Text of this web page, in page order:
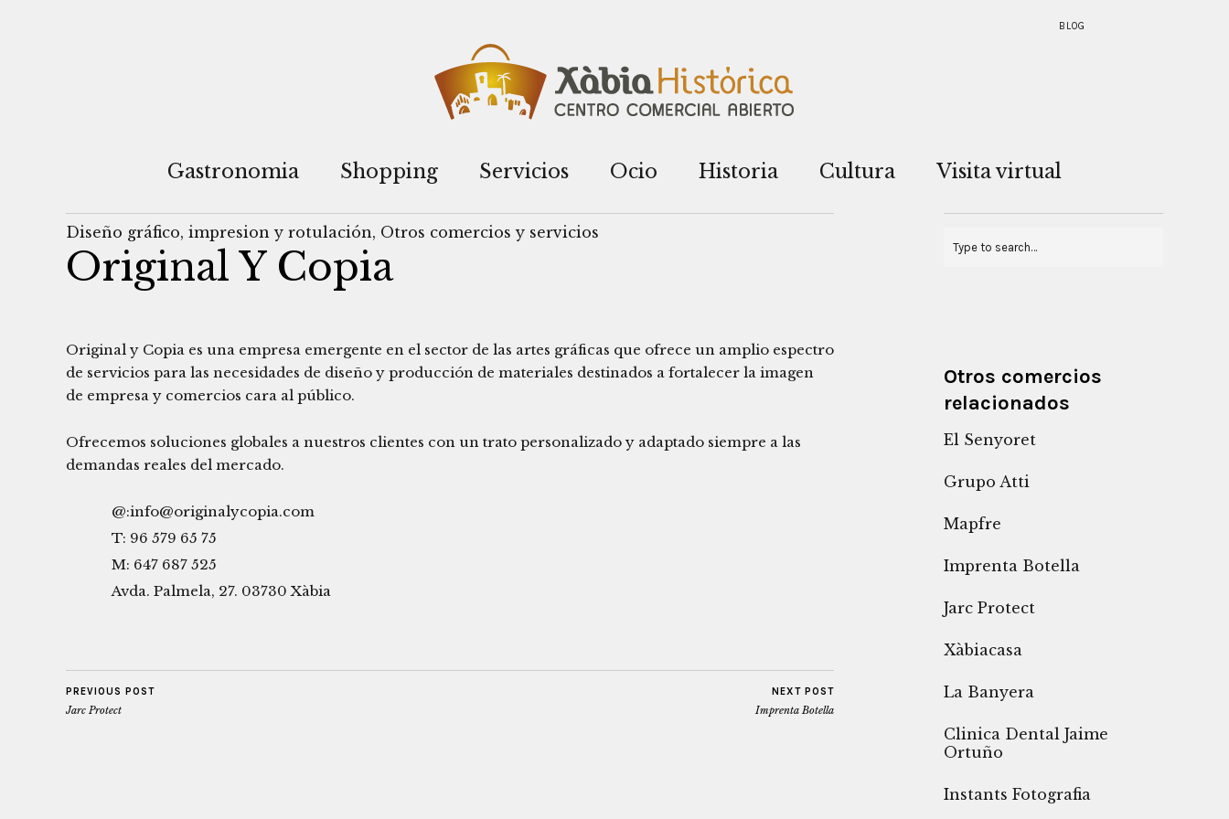
BLOG
Gastronomia Shopping Servicios Ocio Historia Cultura Visita virtual
Diseño gráfico, impresion y rotulación, Otros comercios y servicios
Original Y Copia
Original y Copia es una empresa emergente en el sector de las artes gráficas que ofrece un amplio espectro
de servicios para las necesidades de diseño y producción de materiales destinados a fortalecer la imagen
de empresa y comercios cara al público.
Ofrecemos soluciones globales a nuestros clientes con un trato personalizado y adaptado siempre a las
demandas reales del mercado.
@:info@originalycopia.com
T: 96 579 65 75
M: 647 687 525
Avda. Palmela, 27. 03730 Xàbia
PREVIOUS POST
Jarc Protect
NEXT POST
Imprenta Botella
Otros comercios
relacionados
El Senyoret
Grupo Atti
Mapfre
Imprenta Botella
Jarc Protect
Xàbiacasa
La Banyera
Clinica Dental Jaime
Ortuño
Instants Fotografia